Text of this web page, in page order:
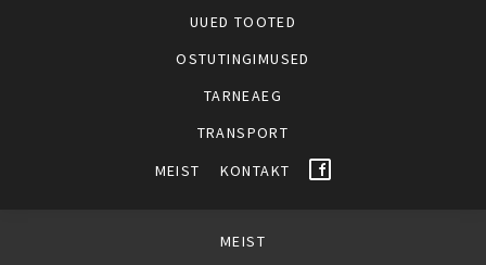
UUED TOOTED
OSTUTINGIMUSED
TARNEAEG
TRANSPORT
MEIST
KONTAKT
MEIST